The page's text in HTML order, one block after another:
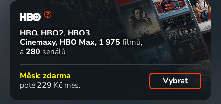
HBO, HBO2, HBO3
Cinemaxy, HBO Max 1 975 filmů
a 280 seriálů
Měsíc zdarma
poté 229 Kč měs.
Vybrat